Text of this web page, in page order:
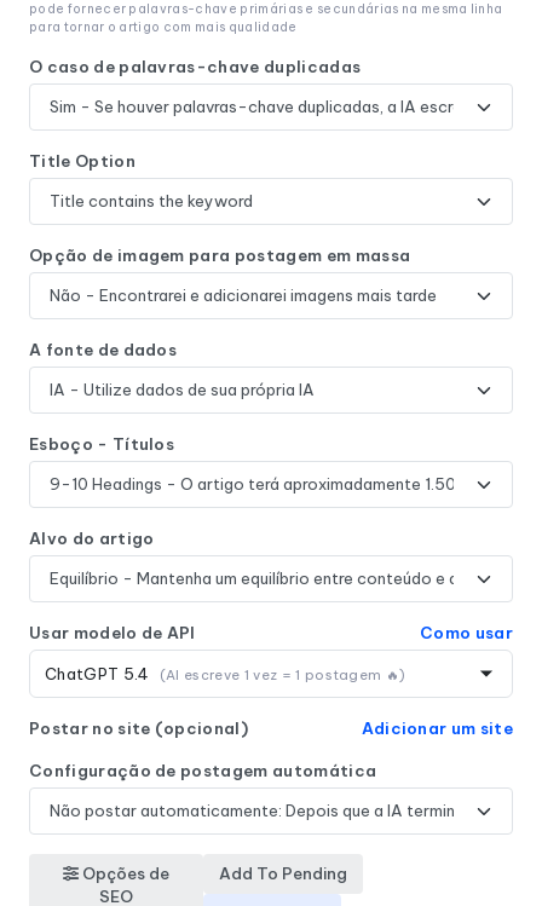
pode fornecer palavras-chave primárias e secundárias na mesma linha
para tornar o artigo com mais qualidade
O caso de palavras-chave duplicadas
Title Option
Opção de imagem para postagem em massa
A fonte de dados
Esboço - Títulos
Alvo do artigo
Usar modelo de API Como usar
ChatGPT 5.4 (AI escreve 1 vez = 1 postagem 🔥)
Postar no site (opcional) Adicionar um site
Configuração de postagem automática
Opções de
SEO
Add To Pending